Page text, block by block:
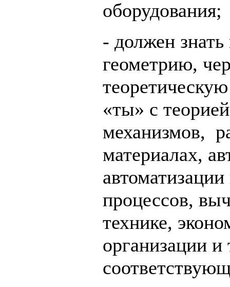
оборудования;
- должен
геометрию,
«ты» с
механизмов,
материалах,
процессов,
технике,
организации и